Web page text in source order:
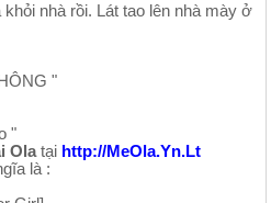
nhà rồi. Lát tao lên nhà mày ở
"
"
Ola tại http://MeOla.Yn.Lt
là :